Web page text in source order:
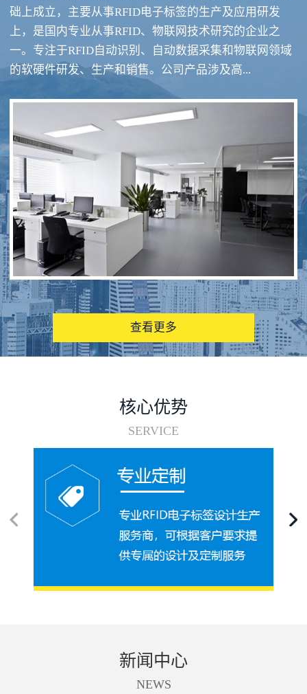
RFID酒类防伪系统方案 RFID智慧食堂系统
图书馆RFID电子标签管理系统
础上成立，主要从事RFID电子标签的生产及应用研发
上，是国内专业从事RFID、物联网技术研究的企业之
一。专注于RFID自动识别、自动数据采集和物联网领域
的软硬件研发、生产和销售。公司产品涉及高...
查看更多
核心优势
SERVICE
新闻中心
NEWS